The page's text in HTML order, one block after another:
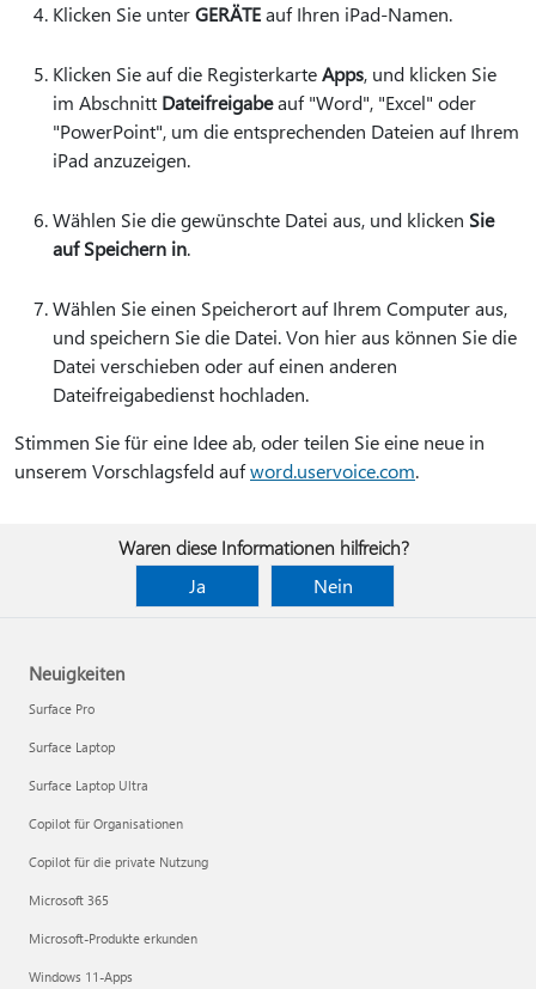
Klicken Sie unterGERÄTEauf Ihren iPad-Namen.
Klicken Sie auf die RegisterkarteApps, und klicken Sie
im Abschnitt Dateifreigabeauf "Word", "Excel" oder
"PowerPoint", um die entsprechenden Dateien auf Ihrem
iPad anzuzeigen.
Wählen Sie die gewünschte Datei aus, und klicken Sie
auf Speichern in.
Wählen Sie einen Speicherort auf Ihrem Computer aus,
und speichern Sie die Datei. Von hier aus können Sie die
Datei verschieben oder auf einen anderen
Dateifreigabedienst hochladen.
Stimmen Sie für eine Idee ab, oder teilen Sie eine neue in
unserem Vorschlagsfeld aufword.uservoice.com.
Waren diese Informationen hilfreich?
Ja
Nein
Neuigkeiten
Surface Pro
Surface Laptop
Surface Laptop Ultra
Copilot für Organisationen
Copilot für die private Nutzung
Microsoft 365
Microsoft-Produkte erkunden
Windows 11-Apps